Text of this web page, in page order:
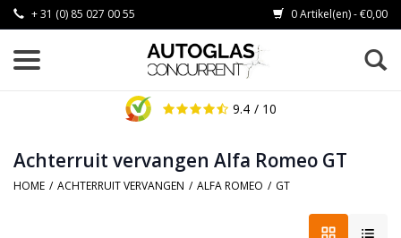
+ 31 (0) 85 027 00 55 0 Artikel(en) - €0,00
9.4 / 10
Achterruit vervangen Alfa Romeo GT
HOME / ACHTERRUIT VERVANGEN / ALFA ROMEO / GT